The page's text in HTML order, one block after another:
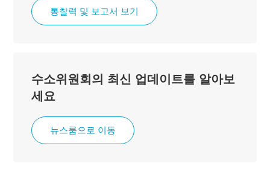
통찰력 및 보고서 보기
수소위원회의 최신 업데이트를 알아보
세요
뉴스룸으로 이동